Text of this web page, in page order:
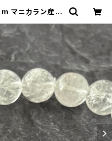
マニカラン産 ヒ